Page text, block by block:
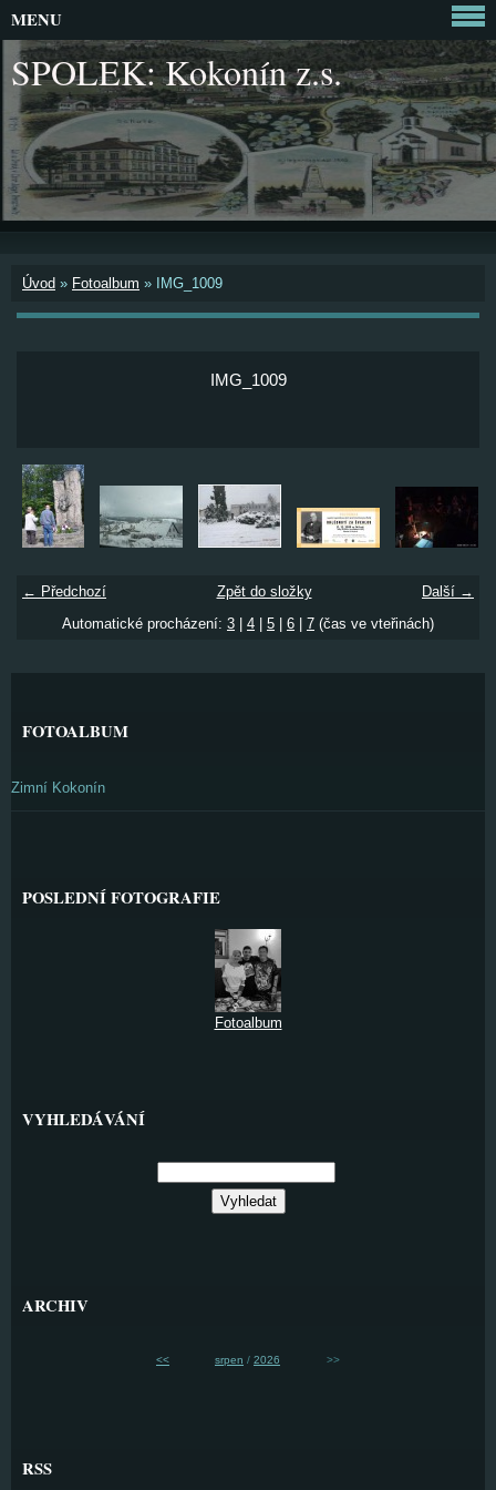
SPOLEK: Kokonín z.s.
Úvod » Fotoalbum » IMG_1009
IMG_1009
← Předchozí Další →
Zpět do složky
Automatické procházení: 3 4 5 6 7 (čas ve vteřinách)
MENU
FOTOALBUM
Zimní Kokonín
POSLEDNÍ FOTOGRAFIE
Fotoalbum
VYHLEDÁVÁNÍ
ARCHIV
<< srpen / 2026 >>
RSS